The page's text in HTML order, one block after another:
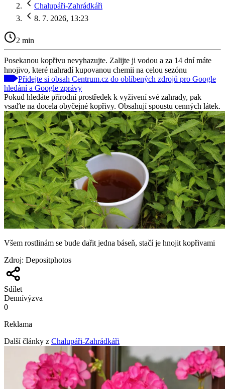
Chalupáři-Zahrádkáři
8. 7. 2026, 13:23
2 min
Posekanou kopřivu nevyhazujte. Zalijte ji vodou a za 14 dní máte
hnojivo, které nahradí kupovanou chemii na celou sezónu
Přidejte si obsah Centrum.cz do oblíbených zdrojů pro Google
hledání a Google zprávy
Pokud hledáte přírodní prostředek k vyživení své zahrady, pak
vsaďte na docela obyčejné kopřivy. Obsahují spoustu cenných látek.
Všem rostlinám se bude dařit jedna báseň, stačí je hnojit kopřivami
Zdroj: Depositphotos
Sdílet
Dennívýzva
0
Reklama
Další články z Chalupáři-Zahrádkáři